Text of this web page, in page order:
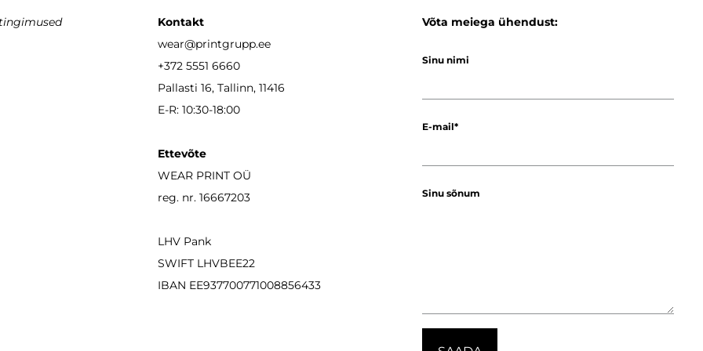
Kontakt
wear@printgrupp.ee
+372 5551 6660
Pallasti 16, Tallinn, 11416
E-R: 10:30-18:00
Ettevõte
WEAR PRINT OÜ
reg. nr. 16667203
LHV Pank
SWIFT LHVBEE22
IBAN EE937700771008856433
Võta meiega ühendust:
Sinu nimi
E-mail
Sinu sõnum